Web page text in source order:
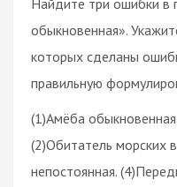
обыкновенная».
которых сделаны
правильную
(1)Амёба
(2)Обитатель морских
непостоянная.